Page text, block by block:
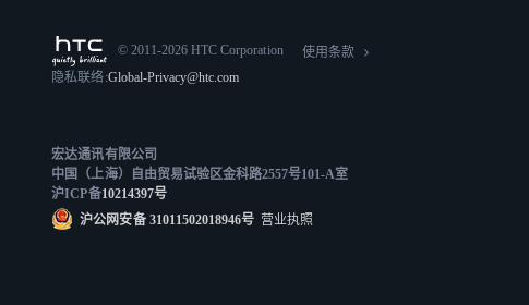
© 2011-2026 HTC Corporation
使用条款
隐私联络:Global-Privacy@htc.com
宏达通讯有限公司
中国（上海）自由贸易试验区金科路2557号101-A室
沪ICP备10214397号
沪公网安备 31011502018946号 营业执照